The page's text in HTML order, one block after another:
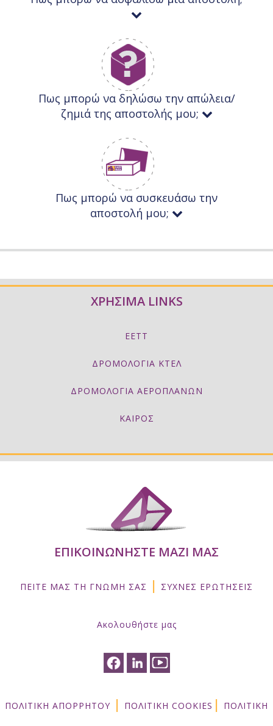
Πως μπορώ να δηλώσω την απώλεια/
ζημιά της αποστολής μου;
Πως μπορώ να συσκευάσω την
αποστολή μου;
ΧΡΗΣΙΜΑ LINKS
ΕΕΤΤ
ΔΡΟΜΟΛΟΓΙΑ ΚΤΕΛ
ΔΡΟΜΟΛΟΓΙΑ ΑΕΡΟΠΛΑΝΩΝ
ΚΑΙΡΟΣ
ΕΠΙΚΟΙΝΩΝΗΣΤΕ ΜΑΖΙ ΜΑΣ
ΠΕΙΤΕ ΜΑΣ ΤΗ ΓΝΩΜΗ ΣΑΣ | ΣΥΧΝΕΣ ΕΡΩΤΗΣΕΙΣ
Ακολουθήστε μας
ΠΟΛΙΤΙΚΗ ΑΠΟΡΡΗΤΟΥ | ΠΟΛΙΤΙΚΗ COOKIES | ΠΟΛΙΤΙΚΗ